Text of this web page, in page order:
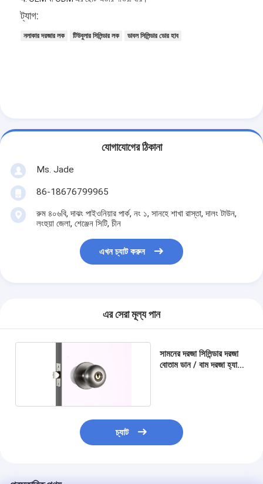
স্টেইনলেস স্টীল দরজা লক
ট্যাগ:
নলাকার দরজার লক টিউবুলার সিলিন্ডার লক ডাবল সিলিন্ডার ডোর হাব
যোগাযোগের ঠিকানা
Ms. Jade
86-18676799965
রুম ৪০৬বি, দাঝং পাইওনিয়ার পার্ক, নং ১, সানহে শাখা রাস্তা, দালং টাউন,
লংহুয়া জেলা, শেঞ্জেন সিটি, চীন
এখন চ্যাট করুন
এর সেরা মূল্য পান
সামনের দরজা সিলিন্ডার দরজা
বোতাম ডান / বাম দরজা হ্যান্ডিং
চ্যাট